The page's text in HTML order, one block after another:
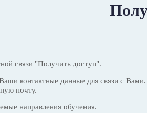
связи "Получить доступ".
контактные данные для связи с
почту.
направления обучения.